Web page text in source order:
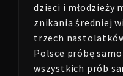
dzieci i młodzieży
znikania średniej
trzech
Polsce próbę
wszystkich prób